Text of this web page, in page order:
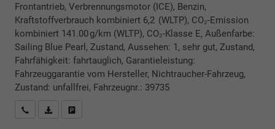
Frontantrieb, Verbrennungsmotor (ICE), Benzin,
Kraftstoffverbrauch kombiniert 6,2 (WLTP), CO₂-Emission
kombiniert 141.00 g/km (WLTP), CO₂-Klasse E, Außenfarbe:
Sailing Blue Pearl, Zustand, Aussehen: 1, sehr gut, Zustand,
Fahrfähigkeit: fahrtauglich, Garantieleistung:
Fahrzeuggarantie vom Hersteller, Nichtraucher-Fahrzeug,
Zustand: unfallfrei, Fahrzeugnr.: 39735
Rückrufbitte absenden
PDF-Datei, Fahrzeugexposé drucken